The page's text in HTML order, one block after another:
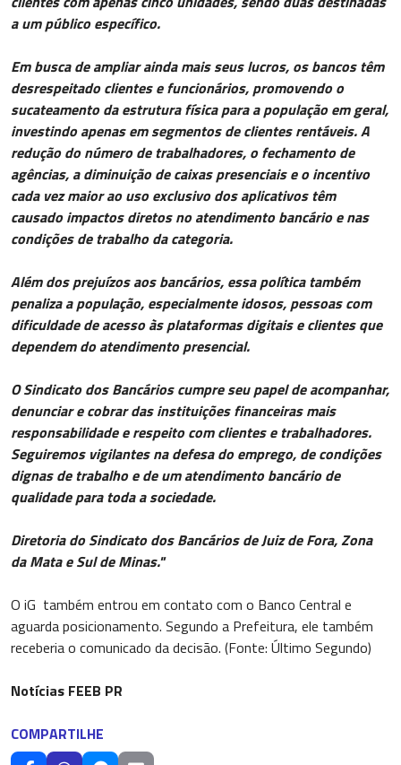
a um público específico.
Em busca de ampliar ainda mais seus lucros, os bancos têm
desrespeitado clientes e funcionários, promovendo o
sucateamento da estrutura física para a população em geral,
investindo apenas em segmentos de clientes rentáveis. A
redução do número de trabalhadores, o fechamento de
agências, a diminuição de caixas presenciais e o incentivo
cada vez maior ao uso exclusivo dos aplicativos têm
causado impactos diretos no atendimento bancário e nas
condições de trabalho da categoria.
Além dos prejuízos aos bancários, essa política também
penaliza a população, especialmente idosos, pessoas com
dificuldade de acesso às plataformas digitais e clientes que
dependem do atendimento presencial.
O Sindicato dos Bancários cumpre seu papel de acompanhar,
denunciar e cobrar das instituições financeiras mais
responsabilidade e respeito com clientes e trabalhadores.
Seguiremos vigilantes na defesa do emprego, de condições
dignas de trabalho e de um atendimento bancário de
qualidade para toda a sociedade.
Diretoria do Sindicato dos Bancários de Juiz de Fora, Zona
da Mata e Sul de Minas."
O iG também entrou em contato com o Banco Central e
aguarda posicionamento. Segundo a Prefeitura, ele também
receberia o comunicado da decisão. (Fonte: Último Segundo)
Notícias FEEB PR
COMPARTILHE